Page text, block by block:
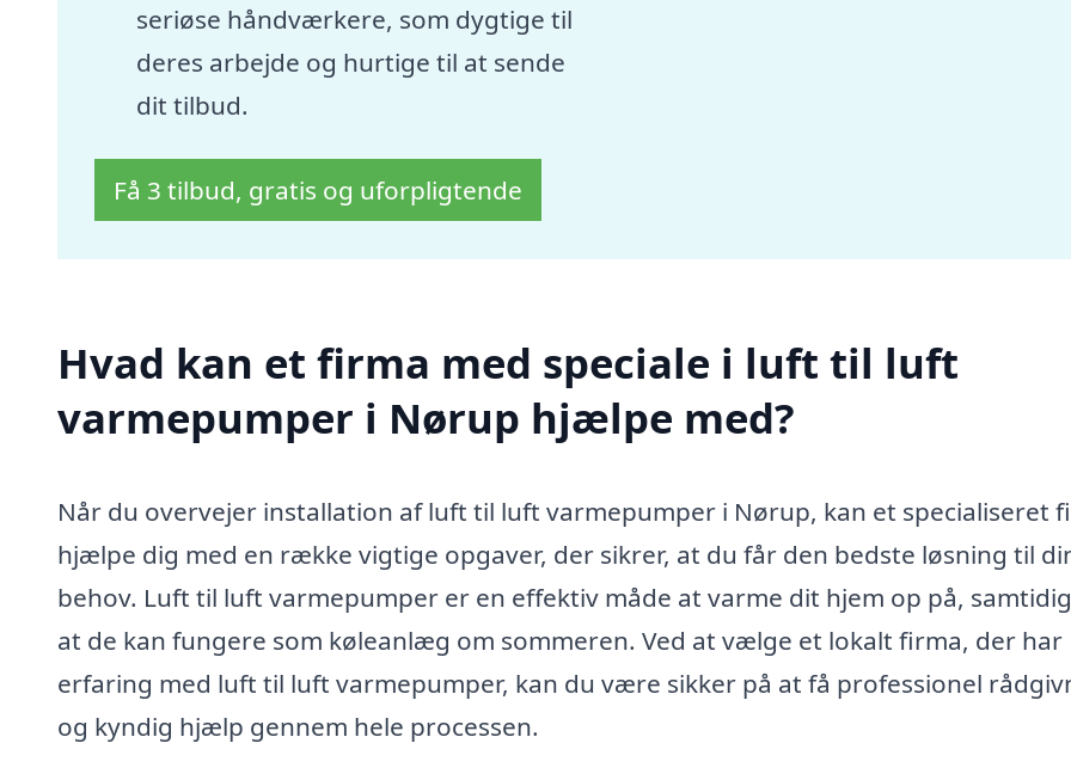
seriøse håndværkere, som dygtige til
deres arbejde og hurtige til at sende
dit tilbud.
Få 3 tilbud, gratis og uforpligtende
Hvad kan et firma med speciale i luft til luft
varmepumper i Nørup hjælpe med?
Når du overvejer installation af luft til luft varmepumper i Nørup, kan et specialiseret
hjælpe dig med en række vigtige opgaver, der sikrer, at du får den bedste løsning til
behov. Luft til luft varmepumper er en effektiv måde at varme dit hjem op på,
at de kan fungere som køleanlæg om sommeren. Ved at vælge et lokalt firma, der har
erfaring med luft til luft varmepumper, kan du være sikker på at få professionel
og kyndig hjælp gennem hele processen.